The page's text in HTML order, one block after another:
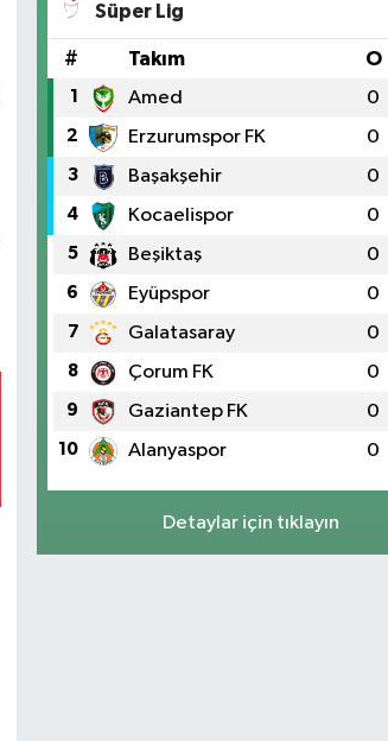
Süper Lig
# Takım O
1 Amed 0
2 Erzurumspor FK 0
3 Başakşehir 0
4 Kocaelispor 0
5 Beşiktaş 0
6 Eyüpspor 0
7 Galatasaray 0
8 Çorum FK 0
9 Gaziantep FK 0
10 Alanyaspor 0
Detaylar için tıklayın